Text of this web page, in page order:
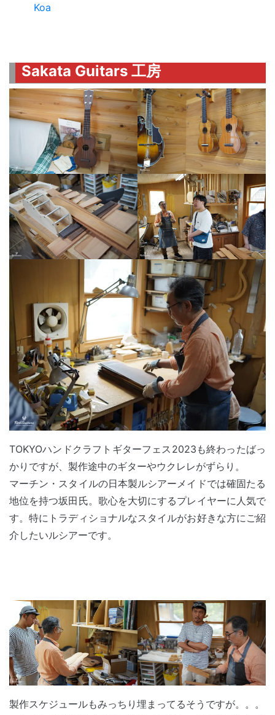
Koa
Sakata Guitars 工房
TOKYOハンドクラフトギターフェス2023も終わったばっ
かりですが、製作途中のギターやウクレレがずらり。
マーチン・スタイルの日本製ルシアーメイドでは確固たる
地位を持つ坂田氏。歌心を大切にするプレイヤーに人気で
す。特にトラディショナルなスタイルがお好きな方にご紹
介したいルシアーです。
製作スケジュールもみっちり埋まってるそうですが。。。